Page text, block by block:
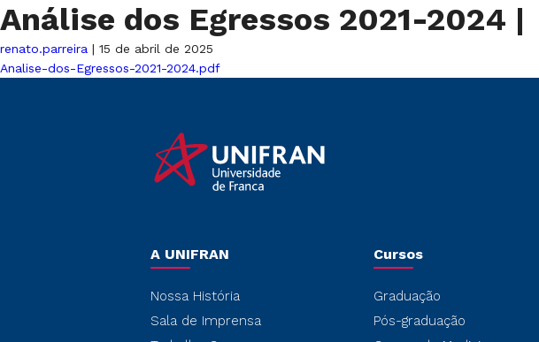
Análise dos Egressos 2021-2024 |
renato.parreira | 15 de abril de 2025
Analise-dos-Egressos-2021-2024.pdf
A UNIFRAN
Nossa História
Sala de Imprensa
Cursos
Graduação
Pós-graduação